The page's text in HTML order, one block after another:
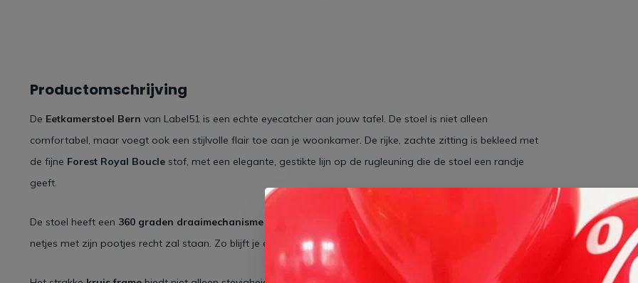
Productomschrijving
De Eetkamerstoel Bern van Label51 is een echte eyecatcher aan jouw tafel. De stoel is niet alleen
comfortabel, maar voegt ook een stijlvolle flair toe aan je woonkamer. De rijke, zachte zitting is bekleed met
de fijne Forest Royal Boucle stof, met een elegante, gestikte lijn op de rugleuning die de stoel een randje
geeft.
De stoel heeft een 360 graden draaimechanisme Auto-Return functie
, wat inhoud dat de Bern altijd
netjes met zijn pootjes recht zal staan. Zo blijft je eetkamer altijd een nette en geordende look houden!